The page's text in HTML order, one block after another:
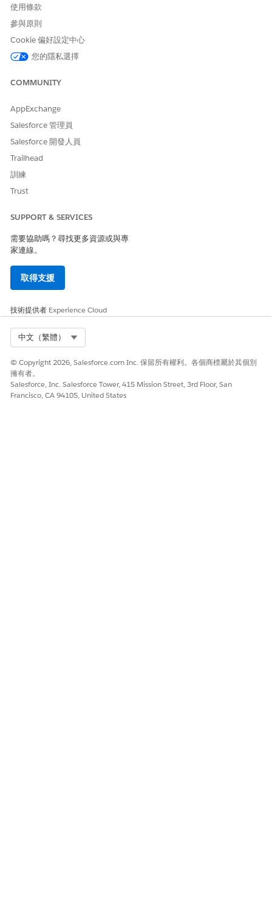
員，或是管理客戶預訂的經銷商銷售代表，都可以管理您客戶的
試駕約會。選取客戶感興趣的車輛類型、方便預約的可用服務代
在 Automotive Cloud 中管理車輛服務約會
務是有效售後體驗的主要貢獻者。身為經銷商的服務工作人員或
輛服務約會。使用簡單引導式流程可選取服務類型、技術人員、
服務中心的位置，以及約會的偏好時段。
使用條款
參與原則
Cookie 偏好設定中心
您的隱私選擇
COMMUNITY
AppExchange
Salesforce 管理員
Salesforce 開發人員
Trailhead
訓練
Trust
SUPPORT & SERVICES
需要協助嗎？尋找更多資源或與專
家連線。
取得支援
技術提供者 Experience Cloud
中文（繁體）
© Copyright 2026, Salesforce.com Inc. 保留所有權利。各個商標屬於其個別
擁有者。
Salesforce, Inc. Salesforce Tower, 415 Mission Street, 3rd Floor, San
Francisco, CA 94105, United States